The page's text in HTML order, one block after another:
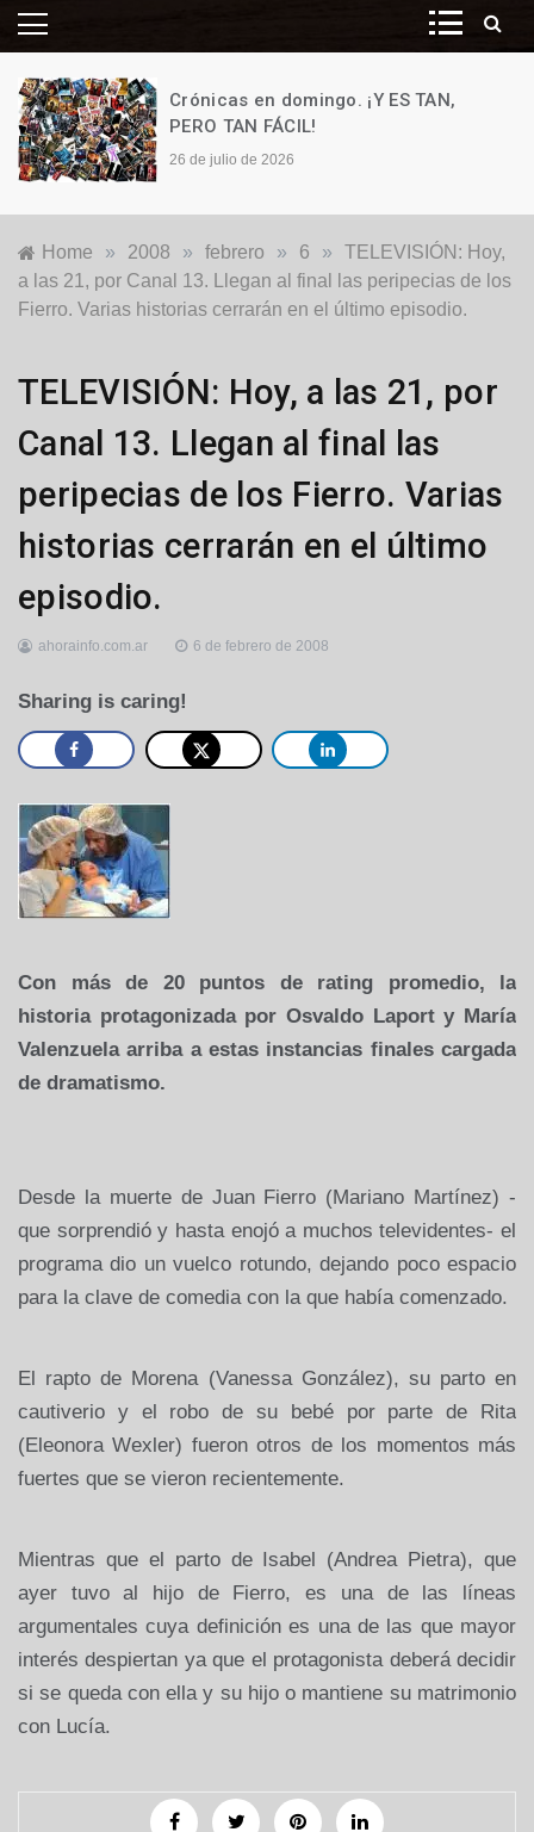
Crónicas en domingo. ¡Y ES TAN,
PERO TAN FÁCIL!
26 de julio de 2026
Home » 2008 » febrero » 6 »
TELEVISIÓN: Hoy,
a las 21, por Canal 13. Llegan al final las peripecias de los
Fierro. Varias historias cerrarán en el último episodio.
Locales
TELEVISIÓN: Hoy, a las 21, por
Canal 13. Llegan al final las
peripecias de los Fierro. Varias
historias cerrarán en el último
episodio.
ahorainfo.com.ar 6 de febrero de 2008
Sharing is caring!
Con más de 20 puntos de rating promedio, la
historia protagonizada por Osvaldo Laport y María
Valenzuela arriba a estas instancias finales cargada
de dramatismo.
Desde la muerte de Juan Fierro (Mariano Martínez) -
que sorprendió y hasta enojó a muchos televidentes- el
programa dio un vuelco rotundo, dejando poco espacio
para la clave de comedia con la que había comenzado.
El rapto de Morena (Vanessa González), su parto en
cautiverio y el robo de su bebé por parte de Rita
(Eleonora Wexler) fueron otros de los momentos más
fuertes que se vieron recientemente.
Mientras que el parto de Isabel (Andrea Pietra), que
ayer tuvo al hijo de Fierro, es una de las líneas
argumentales cuya definición es una de las que mayor
interés despiertan ya que el protagonista deberá decidir
si se queda con ella y su hijo o mantiene su matrimonio
con Lucía.